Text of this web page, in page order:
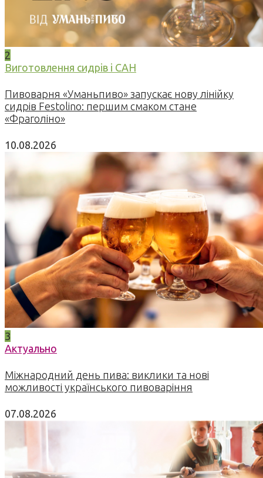
2
Виготовлення сидрів і САН
Пивоварня «Уманьпиво» запускає нову лінійку
сидрів Festolino: першим смаком стане
«Фраголіно»
10.08.2026
3
Актуально
Міжнародний день пива: виклики та нові
можливості українського пивоваріння
07.08.2026